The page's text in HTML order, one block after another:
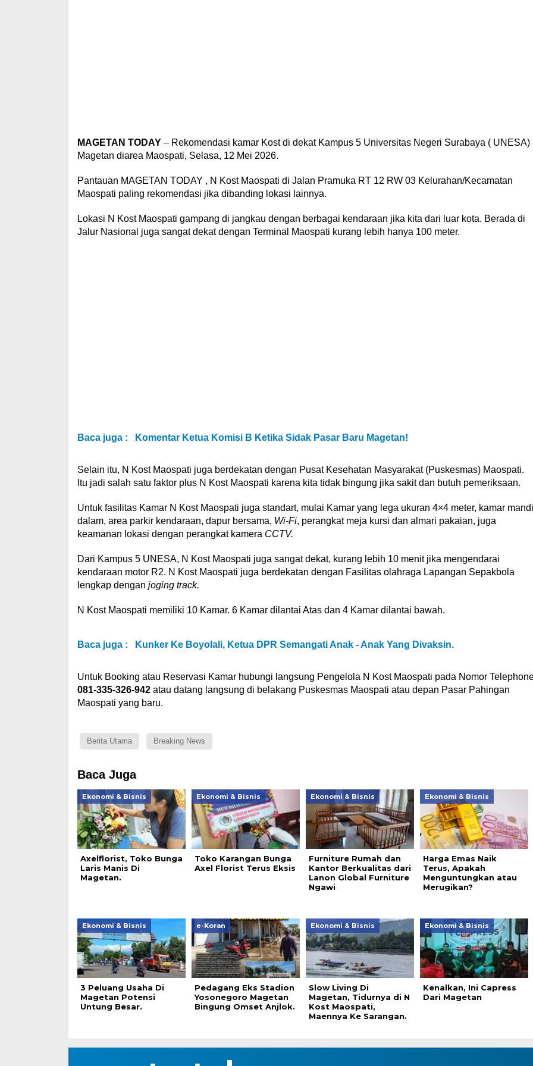
MAGETAN TODAY– Rekomendasi kamar Kost di dekat Kampus 5 Universitas Negeri Surabaya ( UNESA)
Magetan diarea Maospati, Selasa, 12 Mei 2026.
Pantauan MAGETAN TODAY , N Kost Maospati di Jalan Pramuka RT 12 RW 03 Kelurahan/Kecamatan
Maospati paling rekomendasi jika dibanding lokasi lainnya.
Lokasi N Kost Maospati gampang di jangkau dengan berbagai kendaraan jika kita dari luar kota. Berada di
Jalur Nasional juga sangat dekat dengan Terminal Maospati kurang lebih hanya 100 meter.
Baca juga : Komentar Ketua Komisi B Ketika Sidak Pasar Baru Magetan!
Selain itu, N Kost Maospati juga berdekatan dengan Pusat Kesehatan Masyarakat (Puskesmas) Maospati.
Itu jadi salah satu faktor plus N Kost Maospati karena kita tidak bingung jika sakit dan butuh pemeriksaan.
Untuk fasilitas Kamar N Kost Maospati juga standart, mulai Kamar yang lega ukuran 4×4 meter, kamar mandi
dalam, area parkir kendaraan, dapur bersama, Wi-Fi, perangkat meja kursi dan almari pakaian, juga
keamanan lokasi dengan perangkat kamera CCTV.
Dari Kampus 5 UNESA, N Kost Maospati juga sangat dekat, kurang lebih 10 menit jika mengendarai
kendaraan motor R2. N Kost Maospati juga berdekatan dengan Fasilitas olahraga Lapangan Sepakbola
lengkap dengan joging track.
N Kost Maospati memiliki 10 Kamar. 6 Kamar dilantai Atas dan 4 Kamar dilantai bawah.
Baca juga : Kunker Ke Boyolali, Ketua DPR Semangati Anak - Anak Yang Divaksin.
Untuk Booking atau Reservasi Kamar hubungi langsung Pengelola N Kost Maospati pada Nomor
081-335-326-942atau datang langsung di belakang Puskesmas Maospati atau depan Pasar Pahingan
Maospati yang baru.
Berita Utama Breaking News
Baca Juga
Ekonomi & Bisnis
Axelflorist, Toko Bunga
Laris Manis Di
Magetan.
Ekonomi & Bisnis
Toko Karangan Bunga
Axel Florist Terus Eksis
Ekonomi & Bisnis
Furniture Rumah dan
Kantor Berkualitas dari
Lanon Global Furniture
Ngawi
Ekonomi & Bisnis
Harga Emas Naik
Terus, Apakah
Menguntungkan atau
Merugikan?
Ekonomi & Bisnis
3 Peluang Usaha Di
Magetan Potensi
Untung Besar.
e-Koran
Pedagang Eks Stadion
Yosonegoro Magetan
Bingung Omset Anjlok.
Ekonomi & Bisnis
Slow Living Di
Magetan, Tidurnya di N
Kost Maospati,
Maennya Ke Sarangan.
Ekonomi & Bisnis
Kenalkan, Ini Capress
Dari Magetan